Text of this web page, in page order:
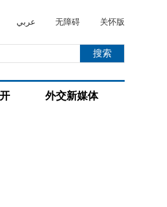
عربي 无障碍 关怀版
外交新媒体